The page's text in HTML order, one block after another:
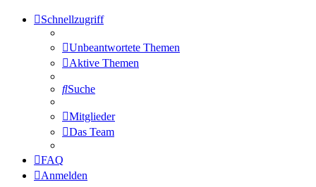
Schnellzugriff
Unbeantwortete Themen
Aktive Themen
Suche
Mitglieder
Das Team
FAQ
Anmelden